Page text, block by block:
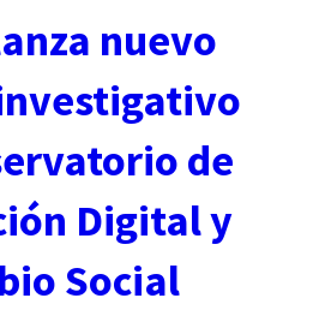
nuevo
de
Digital y
Social